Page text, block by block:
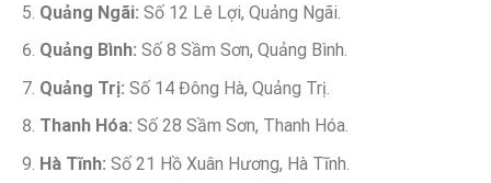
Quảng Ngãi: Số 12 Lê Lợi, Quảng Ngãi.
Quảng Bình: Số 8 Sầm Sơn, Quảng Bình.
Quảng Trị: Số 14 Đông Hà, Quảng Trị.
Thanh Hóa: Số 28 Sầm Sơn, Thanh Hóa.
Hà Tĩnh: Số 21 Hồ Xuân Hương, Hà Tĩnh.